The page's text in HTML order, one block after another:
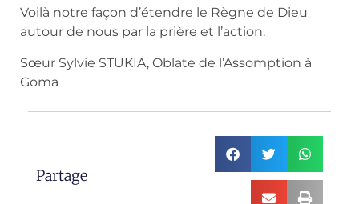
Voilà notre façon d’étendre le Règne de Dieu
autour de nous par la prière et l’action.
Sœur Sylvie STUKIA, Oblate de l’Assomption à
Goma
Partage